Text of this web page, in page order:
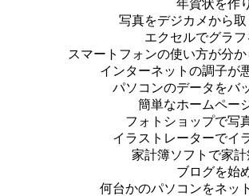
年賀状を作
写真をデジカメから
エクセルでグラ
スマートフォンの使い方が分
インターネットの調子が
パソコンのデータをバ
簡単なホームペー
フォトショップで写
イラストレーターでイ
家計簿ソフトで家
ブログを始
何台かのパソコンをネッ